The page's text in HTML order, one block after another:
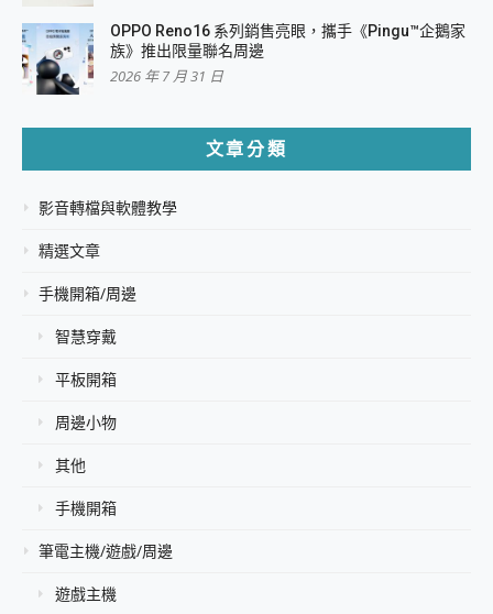
OPPO Reno16 系列銷售亮眼，攜手《Pingu™企鵝家
族》推出限量聯名周邊
2026 年 7 月 31 日
文章分類
影音轉檔與軟體教學
精選文章
手機開箱/周邊
智慧穿戴
平板開箱
周邊小物
其他
手機開箱
筆電主機/遊戲/周邊
遊戲主機